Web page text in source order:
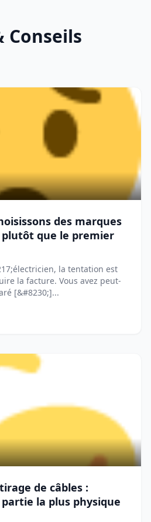
Conseils
des marques
que le premier
la tentation est
la facture. Vous avez peut-
[&#8230;]...
de câbles :
partie la plus physique